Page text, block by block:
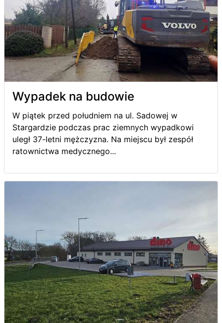
Wypadek na budowie
W piątek przed południem na ul. Sadowej w
Stargardzie podczas prac ziemnych wypadkowi
uległ 37-letni mężczyzna. Na miejscu był zespół
ratownictwa medycznego...